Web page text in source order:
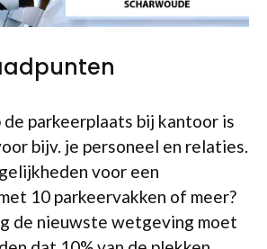
de parkeerplaats bij kantoor is
bijv. je personeel en relaties.
voor een
10 parkeervakken of meer?
de nieuwste wetgeving moet